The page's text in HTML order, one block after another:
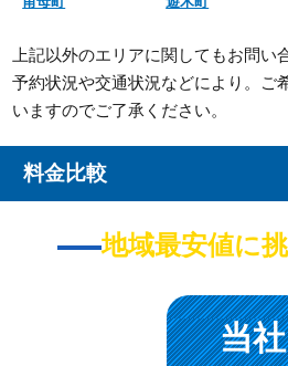
上記以外のエリアに関してもお問い
予約状況や交通状況などにより。ご
いますのでご了承ください。
料金比較
地域最安値に
当社